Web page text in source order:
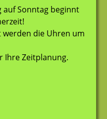
auf Sonntag beginnt
werden die Uhren um
Ihre Zeitplanung.